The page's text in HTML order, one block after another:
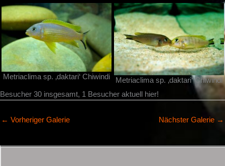
Metriaclima sp. ‚daktari‘ Chiwindi
Metriaclima sp. ‚daktari‘ Chiwindi
Besucher 30 insgesamt, 1 Besucher aktuell hier!
← Vorheriger Galerie Nächster Galerie →